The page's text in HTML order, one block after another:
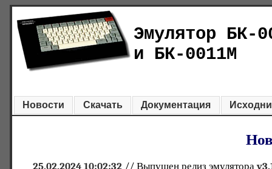
Эмулятор БК-
и БК-0011М
Новости Скачать Документация
25.02.2024 10:02:32 // Выпущен релиз эмулятора